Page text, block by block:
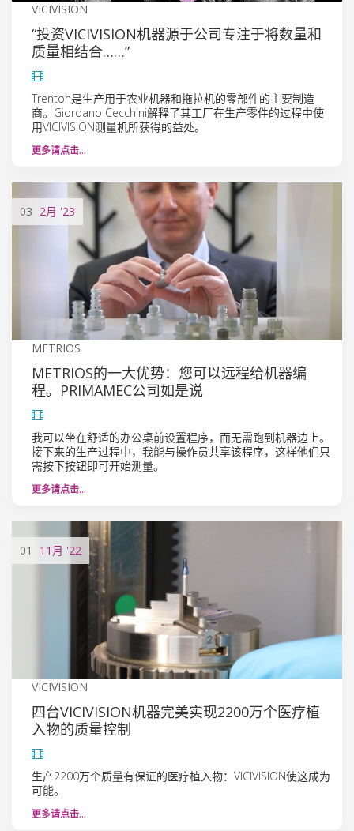
VICIVISION
“投资VICIVISION机器源于公司专注于将数量和
质量相结合……”
Trenton是生产用于农业机器和拖拉机的零部件的主要制造
商。Giordano Cecchini解释了其工厂在生产零件的过程中使
用VICIVISION测量机所获得的益处。
更多请点击…
03 2月 '23
METRIOS
METRIOS的一大优势：您可以远程给机器编
程。PRIMAMEC公司如是说
我可以坐在舒适的办公桌前设置程序，而无需跑到机器边上。
接下来的生产过程中，我能与操作员共享该程序，这样他们只
需按下按钮即可开始测量。
更多请点击…
01 11月 '22
VICIVISION
四台VICIVISION机器完美实现2200万个医疗植
入物的质量控制
生产2200万个质量有保证的医疗植入物：VICIVISION使这成为
可能。
更多请点击…